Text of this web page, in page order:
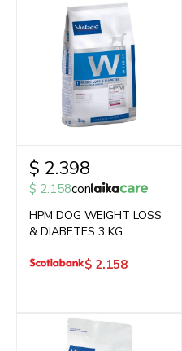
$ 2.398
$ 2.158con
HPM DOG WEIGHT LOSS
& DIABETES 3 KG
$ 2.158